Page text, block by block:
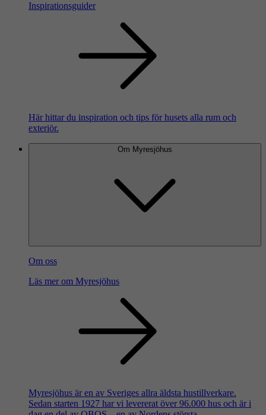
Inspirationsguider
Här hittar du inspiration och tips för husets alla rum och
exteriör.
Om Myresjöhus
Om oss
Läs mer om Myresjöhus
Myresjöhus är en av Sveriges allra äldsta hustillverkare.
Sedan starten 1927 har vi levererat över 96.000 hus och är i